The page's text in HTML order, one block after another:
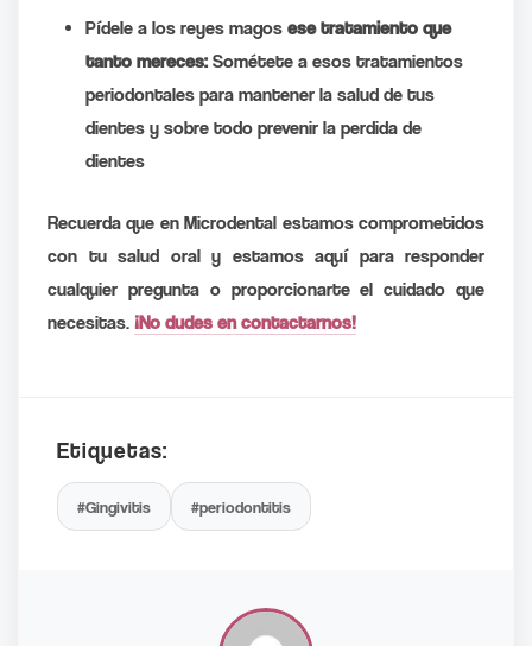
Pídele a los reyes magos ese tratamiento que
tanto mereces: Sométete a esos tratamientos
periodontales para mantener la salud de tus
dientes y sobre todo prevenir la perdida de
dientes
Recuerda que en Microdental estamos comprometidos
con tu salud oral y estamos aquí para responder
cualquier pregunta o proporcionarte el cuidado que
necesitas. ¡No dudes en contactarnos!
Etiquetas:
#Gingivitis #periodontitis